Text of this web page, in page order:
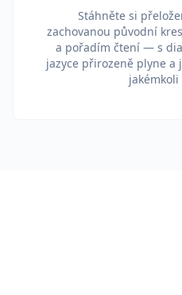
Stáhněte si
zachovanou původní
a pořadím čtení — s
jazyce přirozeně plyne a